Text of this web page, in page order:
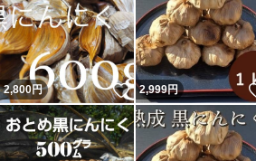
2,800円 いいね！
2,999円